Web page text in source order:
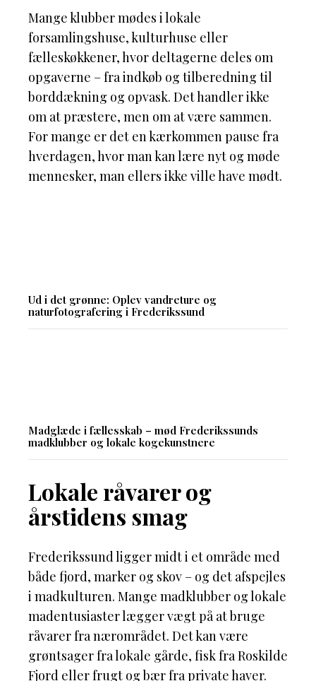
Mange klubber mødes i lokale
forsamlingshuse, kulturhuse eller
fælleskøkkener, hvor deltagerne deles om
opgaverne – fra indkøb og tilberedning til
borddækning og opvask. Det handler ikke
om at præstere, men om at være sammen.
For mange er det en kærkommen pause fra
hverdagen, hvor man kan lære nyt og møde
mennesker, man ellers ikke ville have mødt.
Ud i det grønne: Oplev vandreture og
naturfotografering i Frederikssund
Madglæde i fællesskab – mød Frederikssunds
madklubber og lokale kogekunstnere
Lokale råvarer og
årstidens smag
Frederikssund ligger midt i et område med
både fjord, marker og skov – og det afspejles
i madkulturen. Mange madklubber og lokale
madentusiaster lægger vægt på at bruge
råvarer fra nærområdet. Det kan være
grøntsager fra lokale gårde, fisk fra Roskilde
Fjord eller frugt og bær fra private haver.